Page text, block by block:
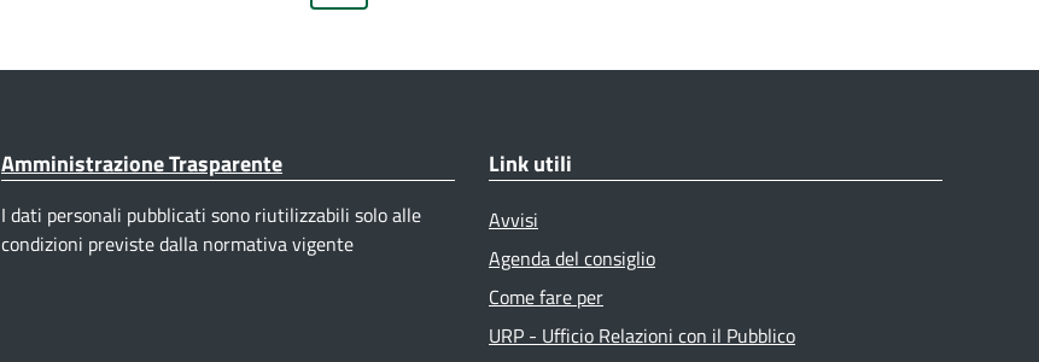
Amministrazione Trasparente
I dati personali pubblicati sono riutilizzabili solo alle
condizioni previste dalla normativa vigente
Link utili
Avvisi
Agenda del consiglio
Come fare per
URP - Ufficio Relazioni con il Pubblico